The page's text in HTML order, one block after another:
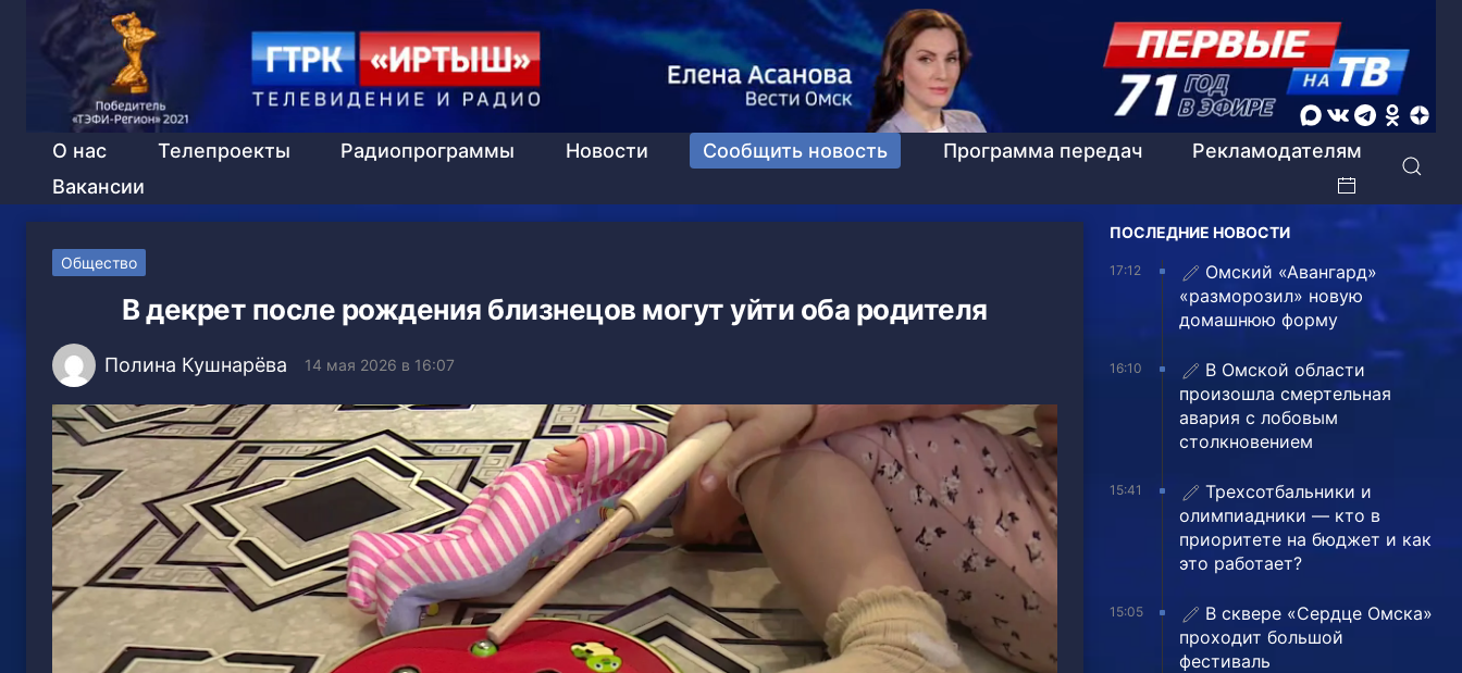
О нас Телепроекты Радиопрограммы Новости Сообщить новость Программа передач
Рекламодателям
Вакансии
Общество
В декрет после рождения близнецов могут уйти оба родителя
Полина Кушнарёва 14 мая 2026 в 16:07
ПОСЛЕДНИЕ НОВОСТИ
17:12
Омский «Авангард»
«разморозил» новую
домашнюю форму
16:10
В Омской области
произошла смертельная
авария с лобовым
столкновением
15:41
Трехсотбальники и
олимпиадники — кто в
приоритете на бюджет и как
это работает?
15:05
В сквере «Сердце Омска»
проходит большой
фестиваль